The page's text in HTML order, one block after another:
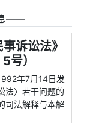
――
诉讼法》
号）
年7月14日发
法〉若干问题的
司法解释与本解